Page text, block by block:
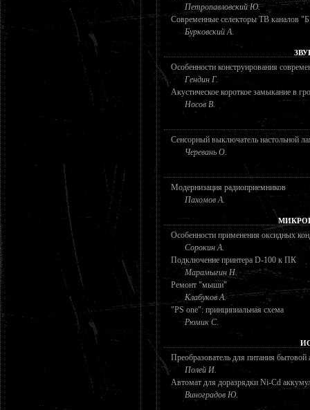
Петропавловский Ю.
Современные селекторы ТВ каналов
Бурковский А.
Особенности конструирования
Гендин Г.
Акустическое короткое замыкание в
Носов В.
Сенсорный выключатель настольной
Черевань О.
Модернизация радиоприемников
Пахомов А.
Особенности применения оксидных
Сорокин А.
Подключение принтера D-100 к ПК
Марамыгин Н.
Ремонт "мыши"
Клабуков А.
"PS one": принципиальная схема
Рюмик С.
Преобразователь для питания бытовой
Полей И.
Автомат для доразрядки Ni-Cd
Виноградов Ю.